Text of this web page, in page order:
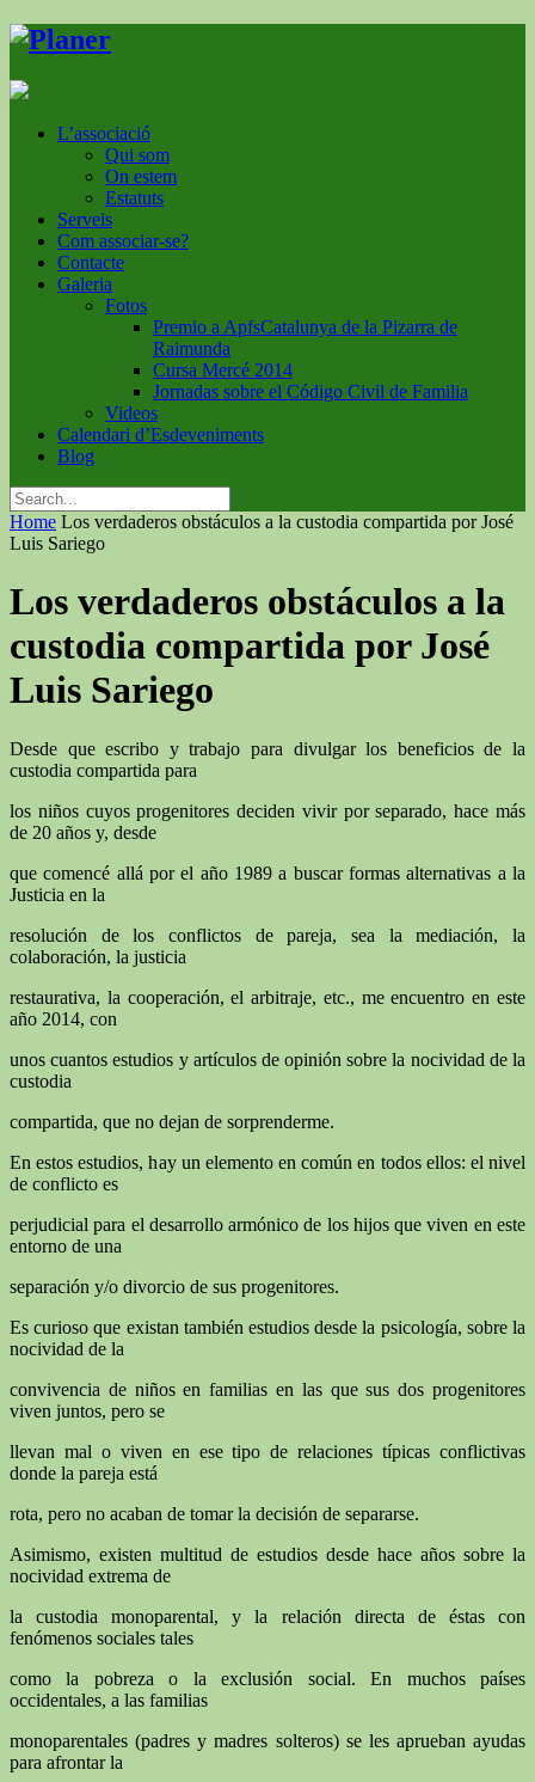
L’associació
Qui som
On estem
Estatuts
Serveis
Com associar-se?
Contacte
Galeria
Fotos
Premio a ApfsCatalunya de la Pizarra de
Raimunda
Cursa Mercé 2014
Jornadas sobre el Código Civil de Familia
Videos
Calendari d’Esdeveniments
Blog
Home Los verdaderos obstáculos a la custodia compartida por José
Luis Sariego
Los verdaderos obstáculos a la
custodia compartida por José
Luis Sariego
Desde que escribo y trabajo para divulgar los beneficios de la
custodia compartida para
los niños cuyos progenitores deciden vivir por separado, hace más
de 20 años y, desde
que comencé allá por el año 1989 a buscar formas alternativas a la
Justicia en la
resolución de los conflictos de pareja, sea la mediación, la
colaboración, la justicia
restaurativa, la cooperación, el arbitraje, etc., me encuentro en este
año 2014, con
unos cuantos estudios y artículos de opinión sobre la nocividad de la
custodia
compartida, que no dejan de sorprenderme.
En estos estudios, hay un elemento en común en todos ellos: el nivel
de conflicto es
perjudicial para el desarrollo armónico de los hijos que viven en este
entorno de una
separación y/o divorcio de sus progenitores.
Es curioso que existan también estudios desde la psicología, sobre la
nocividad de la
convivencia de niños en familias en las que sus dos progenitores
viven juntos, pero se
llevan mal o viven en ese tipo de relaciones típicas conflictivas
donde la pareja está
rota, pero no acaban de tomar la decisión de separarse.
Asimismo, existen multitud de estudios desde hace años sobre la
nocividad extrema de
la custodia monoparental, y la relación directa de éstas con
fenómenos sociales tales
como la pobreza o la exclusión social. En muchos países
occidentales, a las familias
monoparentales (padres y madres solteros) se les aprueban ayudas
para afrontar la